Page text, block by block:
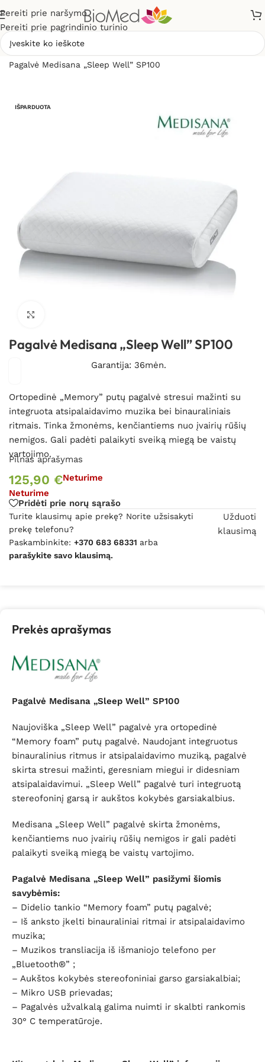
Pereiti prie naršymo
Pereiti prie pagrindinio turinio
Pagalvė Medisana „Sleep Well” SP100
IŠPARDUOTA
Pagalvė Medisana „Sleep Well” SP100
Garantija: 36mėn.
Ortopedinė „Memory” putų pagalvė stresui mažinti su
integruota atsipalaidavimo muzika bei binauraliniais
ritmais. Tinka žmonėms, kenčiantiems nuo įvairių rūšių
nemigos. Gali padėti palaikyti sveiką miegą be vaistų
vartojimo.
Pilnas aprašymas
125,90 €Neturime
Neturime
Pridėti prie norų sąrašo
Turite klausimų apie prekę? Norite užsisakyti
prekę telefonu?
Paskambinkite: +370 683 68331 arba
parašykite savo klausimą.
Užduoti
klausimą
Prekės aprašymas
Pagalvė Medisana „Sleep Well” SP100
Naujoviška „Sleep Well” pagalvė yra ortopedinė
“Memory foam” putų pagalvė. Naudojant integruotus
binauralinius ritmus ir atsipalaidavimo muziką, pagalvė
skirta stresui mažinti, geresniam miegui ir didesniam
atsipalaidavimui. „Sleep Well” pagalvė turi integruotą
stereofoninį garsą ir aukštos kokybės garsiakalbius.
Medisana „Sleep Well” pagalvė skirta žmonėms,
kenčiantiems nuo įvairių rūšių nemigos ir gali padėti
palaikyti sveiką miegą be vaistų vartojimo.
Pagalvė Medisana „Sleep Well” pasižymi šiomis
savybėmis:
– Didelio tankio “Memory foam” putų pagalvė;
– Iš anksto įkelti binauraliniai ritmai ir atsipalaidavimo
muzika;
– Muzikos transliacija iš išmaniojo telefono per
„Bluetooth®” ;
– Aukštos kokybės stereofoniniai garso garsiakalbiai;
– Mikro USB prievadas;
– Pagalvės užvalkalą galima nuimti ir skalbti rankomis
30° C temperatūroje.